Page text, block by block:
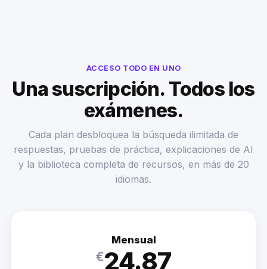
ACCESO TODO EN UNO
Una suscripción. Todos los
exámenes.
Cada plan desbloquea la búsqueda ilimitada de
respuestas, pruebas de práctica, explicaciones de AI
y la biblioteca completa de recursos, en más de 20
idiomas.
Mensual
€24.87